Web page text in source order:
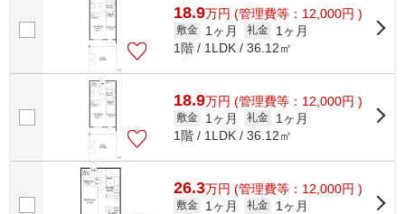
18.9万円 (管理費等：12,000円 )
敷金 1ヶ月 礼金
1ヶ月
1階 / 1LDK / 36.12㎡
18.9万円 (管理費等：12,000円 )
敷金 1ヶ月 礼金
1ヶ月
1階 / 1LDK / 36.12㎡
26.3万円 (管理費等：12,000円 )
敷金 1ヶ月 礼金
1ヶ月